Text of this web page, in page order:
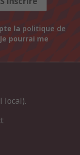
la politique de
pourrai me
local).